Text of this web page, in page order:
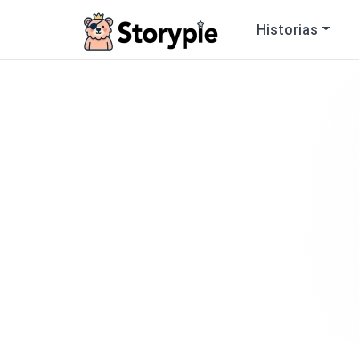
Storypie
Historias